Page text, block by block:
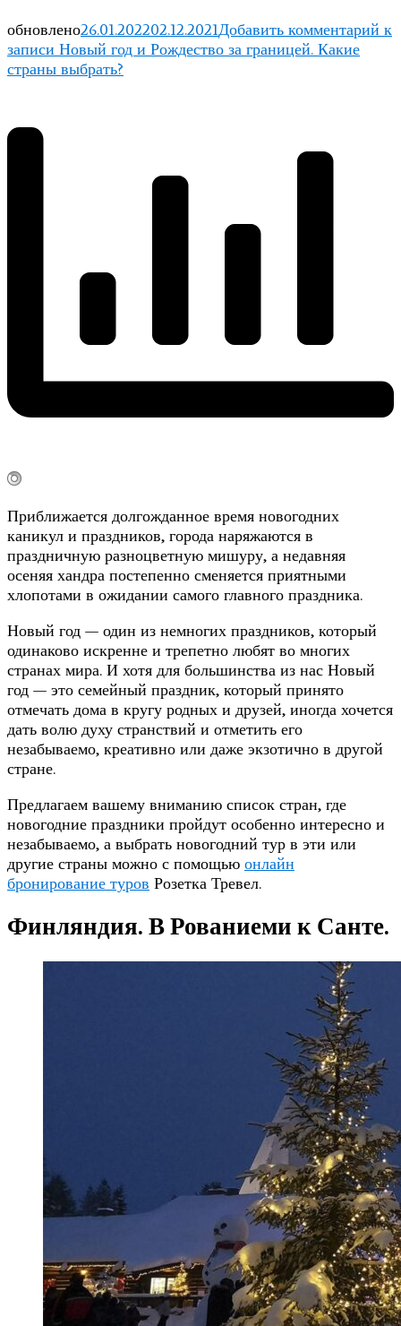
обновлено26.01.202202.12.2021Добавить комментарий к
записи Новый год и Рождество за границей. Какие
страны выбрать?
Приближается долгожданное время новогодних
каникул и праздников, города наряжаются в
праздничную разноцветную мишуру, а недавняя
осеняя хандра постепенно сменяется приятными
хлопотами в ожидании самого главного праздника.
Новый год — один из немногих праздников, который
одинаково искренне и трепетно любят во многих
странах мира. И хотя для большинства из нас Новый
год — это семейный праздник, который принято
отмечать дома в кругу родных и друзей, иногда хочется
дать волю духу странствий и отметить его
незабываемо, креативно или даже экзотично в другой
стране.
Предлагаем вашему вниманию список стран, где
новогодние праздники пройдут особенно интересно и
незабываемо, а выбрать новогодний тур в эти или
другие страны можно с помощью онлайн
бронирование туров Розетка Тревел.
Финляндия. В Рованиеми к Санте.